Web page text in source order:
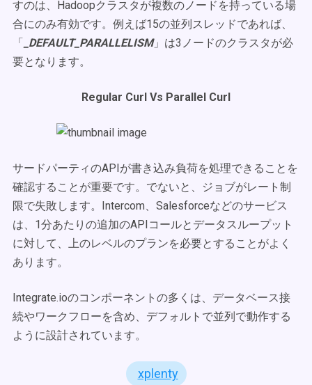
すのは、Hadoopクラスタが複数のノードを持っている場
合にのみ有効です。例えば15の並列スレッドであれば、
「 _DEFAULT_PARALLELISM」は3ノードのクラスタが必
要となります。
Regular Curl Vs Parallel Curl
サードパーティのAPIが書き込み負荷を処理できることを
確認することが重要です。でないと、ジョブがレート制
限で失敗します。Intercom、Salesforceなどのサービス
は、1分あたりの追加のAPIコールとデータスループット
に対して、上のレベルのプランを必要とすることがよく
あります。
Integrate.ioのコンポーネントの多くは、データベース接
続やワークフローを含め、デフォルトで並列で動作する
ように設計されています。
xplenty